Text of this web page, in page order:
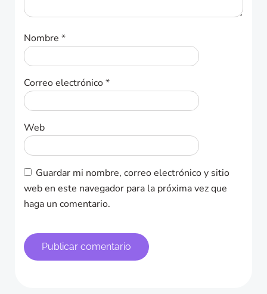
Nombre *
Correo electrónico*
Web
Guardar mi nombre, correo electrónico y sitio
web en este navegador para la próxima vez que
haga un comentario.